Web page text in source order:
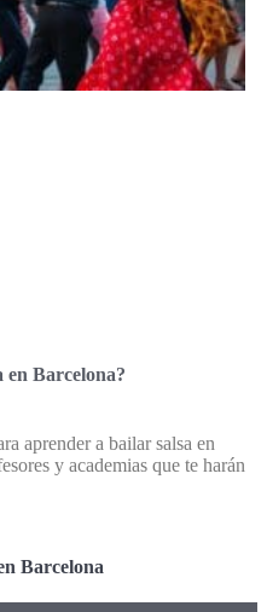
en Barcelona?
aprender a bailar salsa en
y academias que te harán
Barcelona